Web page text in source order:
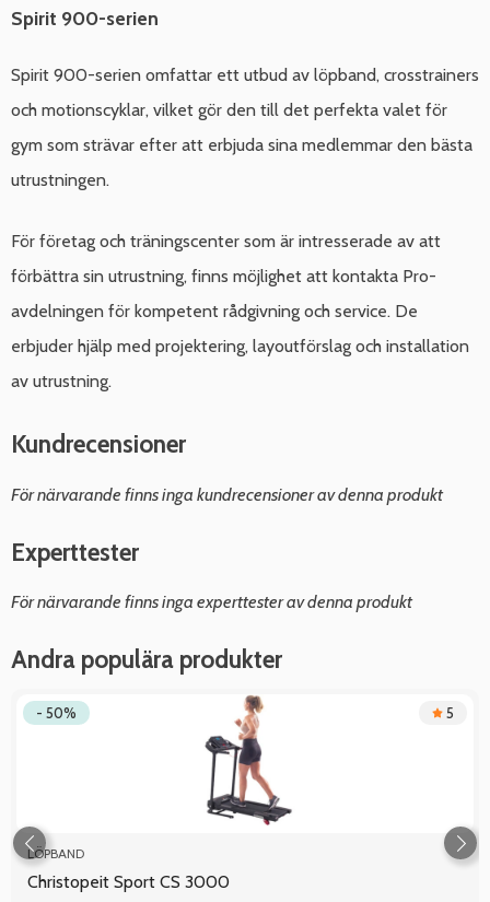
Spirit 900-serien
Spirit 900-serien omfattar ett utbud av löpband, crosstrainers
och motionscyklar, vilket gör den till det perfekta valet för
gym som strävar efter att erbjuda sina medlemmar den bästa
utrustningen.
För företag och träningscenter som är intresserade av att
förbättra sin utrustning, finns möjlighet att kontakta Pro-
avdelningen för kompetent rådgivning och service. De
erbjuder hjälp med projektering, layoutförslag och installation
av utrustning.
Kundrecensioner
För närvarande finns inga kundrecensioner av denna produkt
Experttester
För närvarande finns inga experttester av denna produkt
Andra populära produkter
- 50% 5
LÖPBAND
Christopeit Sport CS 3000